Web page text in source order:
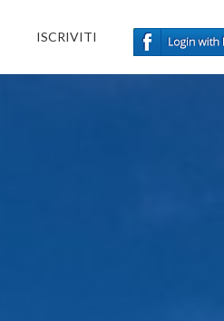
ISCRIVITI